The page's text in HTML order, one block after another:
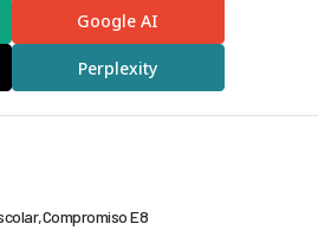
Google AI
Perplexity
Compromiso E8